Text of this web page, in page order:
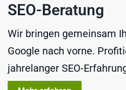
SEO-Beratung
Wir bringen gemeinsam
Google nach vorne.
jahrelanger SEO-